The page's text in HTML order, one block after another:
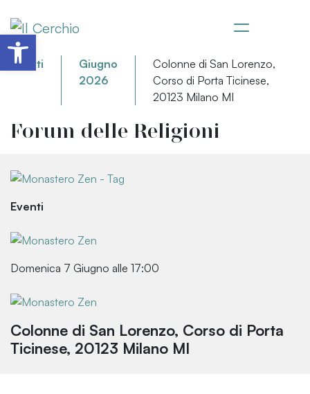
Eventi
Giugno
2026
Colonne di San Lorenzo,
Corso di Porta Ticinese,
20123 Milano MI
Forum delle Religioni
Eventi
Domenica 7 Giugno alle 17:00
Colonne di San Lorenzo, Corso di Porta
Ticinese, 20123 Milano MI
Apri la barra degli strumenti